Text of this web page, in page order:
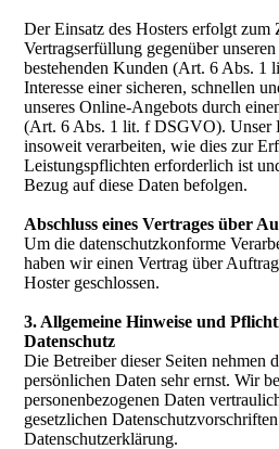
Der Einsatz des Hosters erfolgt zum
Vertragserfüllung gegenüber
bestehenden Kunden (Art. 6 Abs.
Interesse einer sicheren, schnellen
unseres Online-Angebots durch
(Art. 6 Abs. 1 lit. f DSGVO). Unser
insoweit verarbeiten, wie dies zur
Leistungspflichten erforderlich ist
Bezug auf diese Daten befolgen.
Abschluss eines Vertrages über
Um die datenschutzkonforme
haben wir einen Vertrag über
Hoster geschlossen.
3. Allgemeine Hinweise und
Datenschutz
Die Betreiber dieser Seiten nehmen
persönlichen Daten sehr ernst. Wir
personenbezogenen Daten
gesetzlichen
Datenschutzerklärung.